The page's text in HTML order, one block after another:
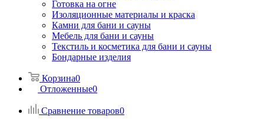
Готовка на огне
Изоляционные материалы и краска
Камни для бани и сауны
Мебель для бани и сауны
Текстиль и косметика для бани и сауны
Бондарные изделия
Корзина0
Отложенные0
Сравнение товаров0